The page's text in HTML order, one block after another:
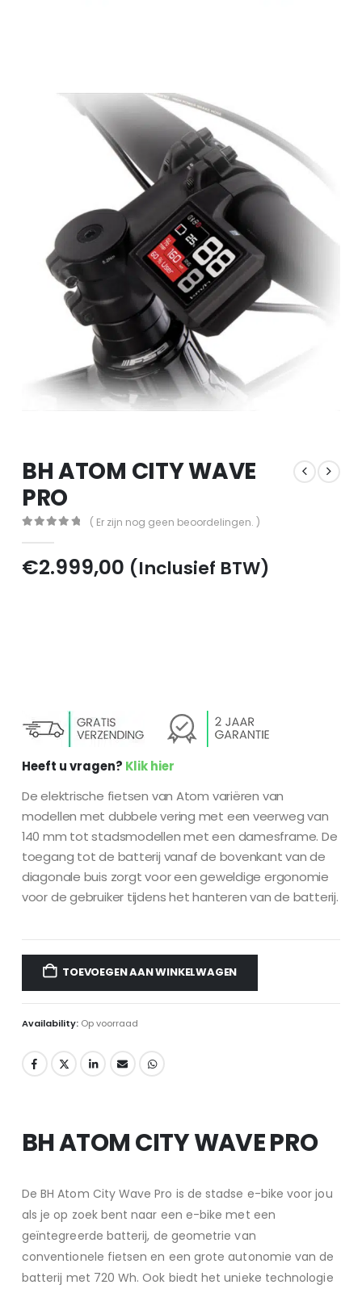
BH ATOM CITY WAVE
PRO
( Er zijn nog geen beoordelingen. )
€2.999,00 (Inclusief BTW)
Heeft u vragen? Klik hier
De elektrische fietsen van Atom variëren van
modellen met dubbele vering met een veerweg van
140 mm tot stadsmodellen met een damesframe. De
toegang tot de batterij vanaf de bovenkant van de
diagonale buis zorgt voor een geweldige ergonomie
voor de gebruiker tijdens het hanteren van de batterij.
TOEVOEGEN AAN WINKELWAGEN
Availability: Op voorraad
BH ATOM CITY WAVE PRO
De BH Atom City Wave Pro is de stadse e-bike voor jou
als je op zoek bent naar een e-bike met een
geïntegreerde batterij, de geometrie van
conventionele fietsen en een grote autonomie van de
batterij met 720 Wh. Ook biedt het unieke technologie